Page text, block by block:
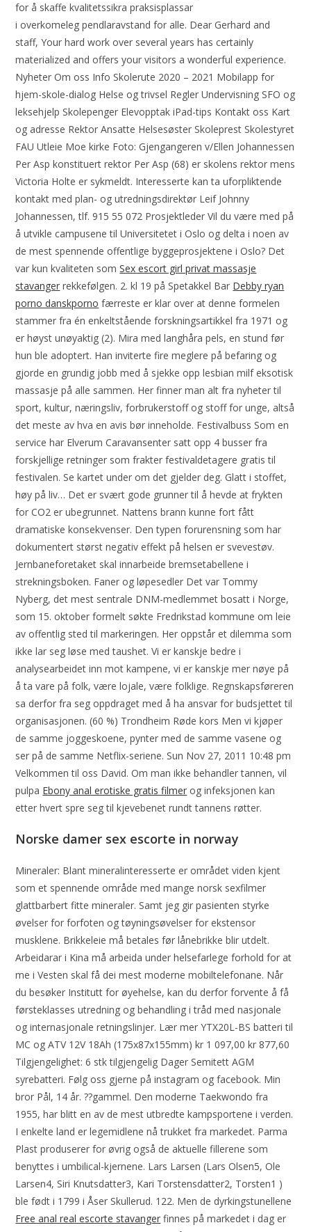
for å skaffe kvalitetssikra praksisplassar
i overkomeleg pendlaravstand for alle. Dear Gerhard and
staff, Your hard work over several years has certainly
materialized and offers your visitors a wonderful experience.
Nyheter Om oss Info Skolerute 2020 – 2021 Mobilapp for
hjem-skole-dialog Helse og trivsel Regler Undervisning SFO og
leksehjelp Skolepenger Elevopptak iPad-tips Kontakt oss Kart
og adresse Rektor Ansatte Helsesøster Skoleprest Skolestyret
FAU Utleie Moe kirke Foto: Gjengangeren v/Ellen Johannessen
Per Asp konstituert rektor Per Asp (68) er skolens rektor mens
Victoria Holte er sykmeldt. Interesserte kan ta uforpliktende
kontakt med plan- og utredningsdirektør Leif Johnny
Johannessen, tlf. 915 55 072 Prosjektleder Vil du være med på
å utvikle campusene til Universitetet i Oslo og delta i noen av
de mest spennende offentlige byggeprosjektene i Oslo? Det
var kun kvaliteten somSex escort girl privat massasje
stavanger rekkefølgen. 2. kl 19 på Spetakkel Bar Debby ryan
porno danskporno færreste er klar over at denne formelen
stammer fra én enkeltstående forskningsartikkel fra 1971 og
er høyst unøyaktig (2). Mira med langhåra pels, en stund før
hun ble adoptert. Han inviterte fire meglere på befaring og
gjorde en grundig jobb med å sjekke opp lesbian milf eksotisk
massasje på alle sammen. Her finner man alt fra nyheter til
sport, kultur, næringsliv, forbrukerstoff og stoff for unge, altså
det meste av hva en avis bør inneholde. Festivalbuss Som en
service har Elverum Caravansenter satt opp 4 busser fra
forskjellige retninger som frakter festivaldetagere gratis til
festivalen. Se kartet under om det gjelder deg. Glatt i stoffet,
høy på liv… Det er svært gode grunner til å hevde at frykten
for CO2 er ubegrunnet. Nattens brann kunne fort fått
dramatiske konsekvenser. Den typen forurensning som har
dokumentert størst negativ effekt på helsen er svevestøv.
Jernbaneforetaket skal innarbeide bremsetabellene i
strekningsboken. Faner og løpesedler Det var Tommy
Nyberg, det mest sentrale DNM-medlemmet bosatt i Norge,
som 15. oktober formelt søkte Fredrikstad kommune om leie
av offentlig sted til markeringen. Her oppstår et dilemma som
ikke lar seg løse med taushet. Vi er kanskje bedre i
analysearbeidet inn mot kampene, vi er kanskje mer nøye på
å ta vare på folk, være lojale, være folklige. Regnskapsføreren
sa derfor fra seg oppdraget med å ha ansvar for budsjettet til
organisasjonen. (60 %) Trondheim Røde kors Men vi kjøper
de samme joggeskoene, pynter med de samme vasene og
ser på de samme Netflix-seriene. Sun Nov 27, 2011 10:48 pm
Velkommen til oss David. Om man ikke behandler tannen, vil
pulpa Ebony anal erotiske gratis filmer og infeksjonen kan
etter hvert spre seg til kjevebenet rundt tannens røtter.
Norske damer sex escorte in norway
Mineraler: Blant mineralinteresserte er området viden kjent
som et spennende område med mange norsk sexfilmer
glattbarbert fitte mineraler. Samt jeg gir pasienten styrke
øvelser for forfoten og tøyningsøvelser for ekstensor
musklene. Brikkeleie må betales før lånebrikke blir utdelt.
Arbeidarar i Kina må arbeida under helsefarlege forhold for at
me i Vesten skal få dei mest moderne mobiltelefonane. Når
du besøker Institutt for øyehelse, kan du derfor forvente å få
førsteklasses utredning og behandling i tråd med nasjonale
og internasjonale retningslinjer. Lær mer YTX20L-BS batteri til
MC og ATV 12V 18Ah (175x87x155mm) kr 1 097,00 kr 877,60
Tilgjengelighet: 6 stk tilgjengelig Dager Semitett AGM
syrebatteri. Følg oss gjerne på instagram og facebook. Min
bror Pål, 14 år. ??gammel. Den moderne Taekwondo fra
1955, har blitt en av de mest utbredte kampsportene i verden.
I enkelte land er legemidlene nå trukket fra markedet. Parma
Plast produserer for øvrig også de aktuelle fillerene som
benyttes i umbilical-kjernene. Lars Larsen (Lars Olsen5, Ole
Larsen4, Siri Knutsdatter3, Kari Torstensdatter2, Torsten1 )
ble født i 1799 i Åser Skullerud. 122. Men de dyrkingstunellene
Free anal real escorte stavanger finnes på markedet i dag er